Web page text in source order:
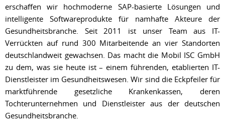
erschaffen wir hochmoderne SAP-basierte Lösungen und
intelligente Softwareprodukte für namhafte Akteure der
Gesundheitsbranche. Seit 2011 ist unser Team aus IT-
Verrückten auf rund 300 Mitarbeitende an vier Standorten
deutschlandweit gewachsen. Das macht die Mobil ISC GmbH
zu dem, was sie heute ist – einem führenden, etablierten IT-
Dienstleister im Gesundheitswesen. Wir sind die Eckpfeiler für
marktführende gesetzliche Krankenkassen, deren
Tochterunternehmen und Dienstleister aus der deutschen
Gesundheitsbranche.